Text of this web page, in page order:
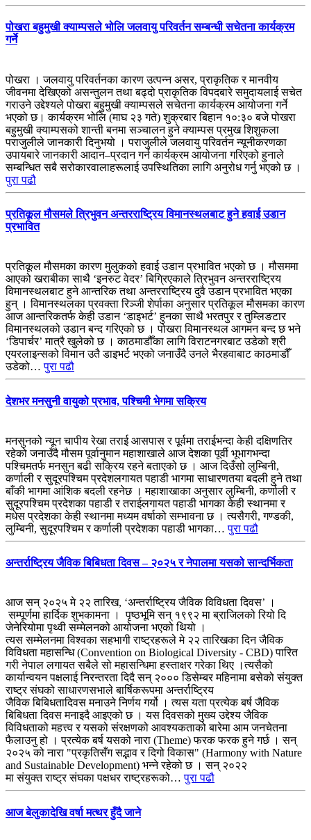
पोखरा बहुमुखी क्याम्पसले भोलि जलवायु परिवर्तन सम्बन्धी सचेतना कार्यक्रम
गर्ने
पोखरा । जलवायु परिवर्तनका कारण उत्पन्न असर, प्राकृतिक र मानवीय
जीवनमा देखिएको असन्तुलन तथा बढ्दो प्राकृतिक विपदबारे समुदायलाई सचेत
गराउने उद्देश्यले पोखरा बहुमुखी क्याम्पसले सचेतना कार्यक्रम आयोजना गर्ने
भएको छ। कार्यक्रम भोलि (माघ २३ गते) शुक्रबार बिहान १०:३० बजे पोखरा
बहुमुखी क्याम्पसको शान्ती बनमा सञ्चालन हुने क्याम्पस प्रमुख शिशुकला
पराजुलीले जानकारी दिनुभयो । पराजुलीले जलवायु परिवर्तन न्यूनीकरणका
उपायबारे जानकारी आदान–प्रदान गर्न कार्यक्रम आयोजना गरिएको हुनाले
सम्बन्धित सबै सरोकारवालाहरूलाई उपस्थितिका लागि अनुरोध गर्नु भएको छ ।
पुरा पढौ
प्रतिकूल मौसमले त्रिभुवन अन्तरराष्ट्रिय विमानस्थलबाट हुने हवाई उडान
प्रभावित
प्रतिकूल मौसमका कारण मुलुकको हवाई उडान प्रभावित भएको छ । मौसममा
आएको खराबीका साथै ‘इनरुट वेदर’ बिग्रिएकाले त्रिभुवन अन्तरराष्ट्रिय
विमानस्थलबाट हुने आन्तरिक तथा अन्तरराष्ट्रिय दुवै उडान प्रभावित भएका
हुन् । विमानस्थलका प्रवक्ता रिञ्जी शेर्पाका अनुसार प्रतिकूल मौसमका कारण
आज आन्तरिकतर्फ केही उडान ‘डाइभर्ट’ हुनका साथै भरतपुर र तुम्लिङटार
विमानस्थलको उडान बन्द गरिएको छ । पोखरा विमानस्थल आगमन बन्द छ भने
‘डिपार्चर’ मात्रै खुलेको छ । काठमाडौँका लागि विराटनगरबाट उडेको श्री
एयरलाइन्सको विमान उतै डाइभर्ट भएको जनाउँदै उनले भैरहवाबाट काठमाडौँ
उडेको…पुरा पढौ
देशभर मनसुनी वायुको प्रभाव, पश्चिमी भेगमा सक्रिय
मनसुनको न्यून चापीय रेखा तराई आसपास र पूर्वमा तराईभन्दा केही दक्षिणतिर
रहेको जनाउँदै मौसम पूर्वानुमान महाशाखाले आज देशका पूर्वी भूभागभन्दा
पश्चिमतर्फ मनसुन बढी सक्रिय रहने बताएको छ । आज दिउँसो लुम्बिनी,
कर्णाली र सुदूरपश्चिम प्रदेशलगायत पहाडी भागमा साधारणतया बदली हुने तथा
बाँकी भागमा आंशिक बदली रहनेछ । महाशाखाका अनुसार लुम्बिनी, कर्णाली र
सुदूरपश्चिम प्रदेशका पहाडी र तराईलगायत पहाडी भागका केही स्थानमा र
मधेस प्रदेशका केही स्थानमा मध्यम वर्षाको सम्भावना छ । त्यसैगरी, गण्डकी,
लुम्बिनी, सुदूरपश्चिम र कर्णाली प्रदेशका पहाडी भागका…पुरा पढौ
अन्तर्राष्ट्रिय जैविक बिबिधता दिवस – २०२५ र नेपालमा यसको सान्दर्भिकता
आज सन् २०२५ मे २२ तारिख, ‘अन्तर्राष्ट्रिय जैविक विविधता दिवस’ ।
सम्पूर्णमा हार्दिक शुभकामना । पृष्ठभूमि सन् १९९२ मा ब्राजिलको रियो दि
जेनेरियोमा पृथ्वी सम्मेलनको आयोजना भएको थियो ।
त्यस सम्मेलनमा विश्वका सहभागी राष्ट्रहरूले मे २२ तारिखका दिन जैविक
विविधता महासन्धि (Convention on Biological Diversity - CBD) पारित
गरी नेपाल लगायत सबैले सो महासन्धिमा हस्ताक्षर गरेका थिए ।त्यसैको
कार्यान्वयन पक्षलाई निरन्तरता दिदै सन् २००० डिसेम्बर महिनामा बसेको संयुक्त
राष्ट्र संघको साधारणसभाले बार्षिकरूपमा अन्तर्राष्ट्रिय
जैविक बिबिधतादिवस मनाउने निर्णय गर्यो । त्यस यता प्रत्येक बर्ष जैविक
बिबिधता दिवस मनाइदै आइएको छ । यस दिवसको मुख्य उद्देश्य जैविक
विविधताको महत्त्व र यसको संरक्षणको आवश्यकताको बारेमा आम जनचेतना
फैलाउनु हो । प्रत्येक बर्ष यसको नारा (Theme) फरक फरक हुने गर्छ । सन्
२०२५ को नारा "प्रकृतिसँग सद्भाव र दिगो विकास" (Harmony with Nature
and Sustainable Development) भन्ने रहेको छ । सन् २०२२
मा संयुक्त राष्ट्र संघका पक्षधर राष्ट्रहरूको…पुरा पढौ
आज बेलुकादेखि वर्षा मत्थर हुँदै जाने